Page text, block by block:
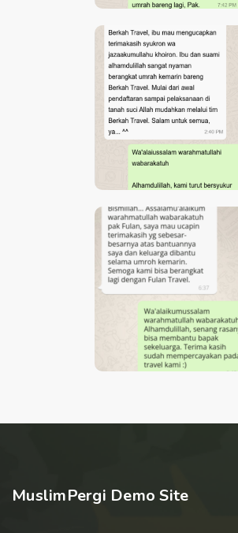
CONTOH TESTIMONI
JAMAAH UMRAH BIRO
CONTOH TESTIMONI
JAMAAH UMRAH BIRO
TRAVEL UMRAH
MuslimPergi Demo Site